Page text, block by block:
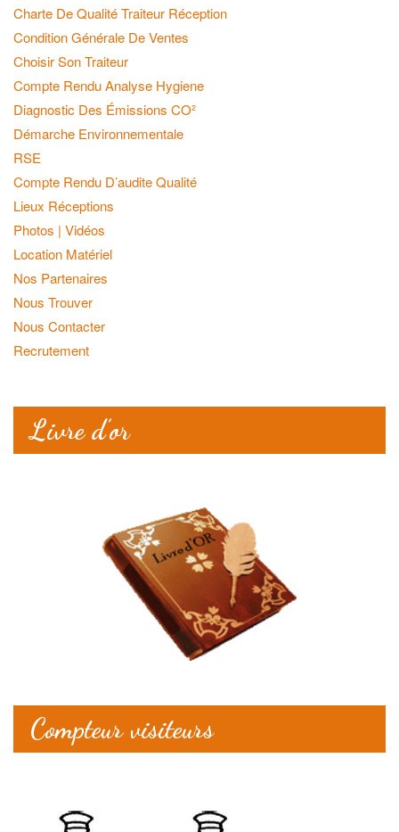
Charte De Qualité Traiteur Réception
Condition Générale De Ventes
Choisir Son Traiteur
Compte Rendu Analyse Hygiene
Diagnostic Des Émissions CO²
Démarche Environnementale
RSE
Compte Rendu D’audite Qualité
Lieux Réceptions
Photos | Vidéos
Location Matériel
Nos Partenaires
Nous Trouver
Nous Contacter
Recrutement
Livre d’or
Compteur visiteurs